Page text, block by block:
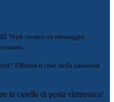
Verrà inviato un messaggio
Effettua il reset della password
la casella di posta elettronica!